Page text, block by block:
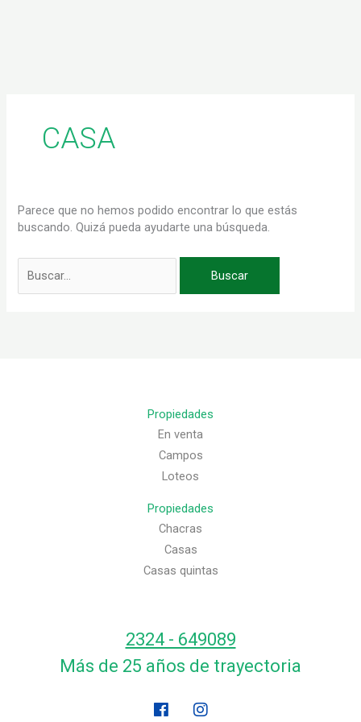
CASA
Parece que no hemos podido encontrar lo que estás
buscando. Quizá pueda ayudarte una búsqueda.
Propiedades
En venta
Campos
Loteos
Propiedades
Chacras
Casas
Casas quintas
2324 - 649089
Más de 25 años de trayectoria
F
a
I
n